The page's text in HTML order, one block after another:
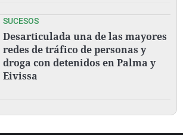
SUCESOS
Desarticulada una de las mayores
redes de tráfico de personas y
droga con detenidos en Palma y
Eivissa